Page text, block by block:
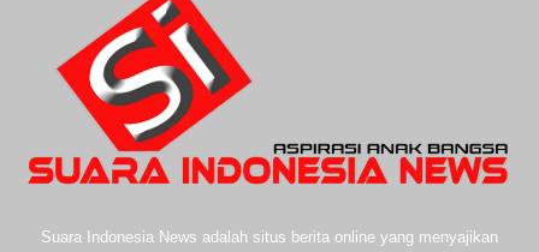
Suara Indonesia News adalah situs berita online yang menyajikan